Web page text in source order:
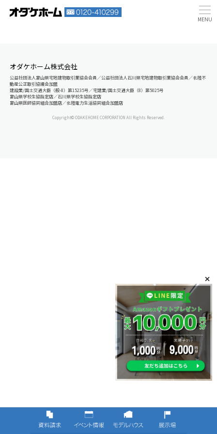
オダケホーム株式会社
公益社団法人富山県宅地建物取引業協会会員／公益社団法人石川県宅地建物取引業協会会員／北陸不
動産公正取引協議会加盟
建設業/国土交通大臣（般-8）第15235号／宅建業/国土交通大臣（8）第5025号
富山県学校生協指定店／石川県学校生協指定店
富山県医師協同組合加盟店／北陸電力生活協同組合加盟店
Copyright© ODAKEHOME CORPORATION All Rights Reserved.